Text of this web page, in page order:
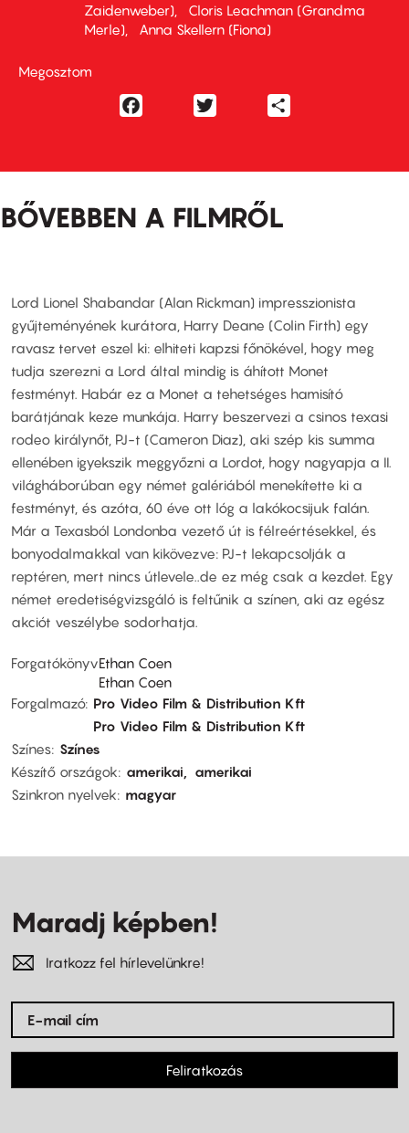
Zaidenweber)
Cloris Leachman (Grandma
Merle)
Anna Skellern (Fiona)
Megosztom
Facebook
BŐVEBBEN A FILMRŐL
Lord Lionel Shabandar (Alan Rickman) impresszionista
gyűjteményének kurátora, Harry Deane (Colin Firth) egy
ravasz tervet eszel ki: elhiteti kapzsi főnökével, hogy meg
tudja szerezni a Lord által mindig is áhított Monet
festményt. Habár ez a Monet a tehetséges hamisító
barátjának keze munkája. Harry beszervezi a csinos texasi
rodeo királynőt, PJ-t (Cameron Diaz), aki szép kis summa
ellenében igyekszik meggyőzni a Lordot, hogy nagyapja a II.
világháborúban egy német galériából menekítette ki a
festményt, és azóta, 60 éve ott lóg a lakókocsijuk falán.
Már a Texasból Londonba vezető út is félreértésekkel, és
bonyodalmakkal van kikövezve: PJ-t lekapcsolják a
reptéren, mert nincs útlevele..de ez még csak a kezdet. Egy
német eredetiségvizsgáló is feltűnik a színen, aki az egész
akciót veszélybe sodorhatja.
ForgatókönyvEthan Coen
Ethan Coen
Forgalmazó Pro Video Film & Distribution Kft
Pro Video Film & Distribution Kft
Színes Színes
Készítő országok
amerikai
amerikai
Szinkron nyelvek
magyar
Maradj képben!
Iratkozz fel hírlevelünkre!
Feliratkozás